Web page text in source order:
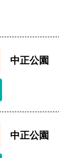
中正公園
中正公園